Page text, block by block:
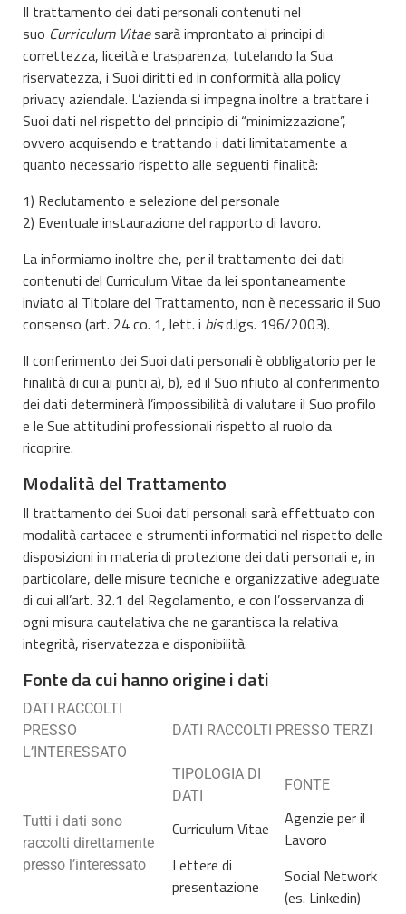
Il trattamento dei dati personali contenuti nel
suo Curriculum Vitaesarà improntato ai principi di
correttezza, liceità e trasparenza, tutelando la Sua
riservatezza, i Suoi diritti ed in conformità alla policy
privacy aziendale. L’azienda si impegna inoltre a trattare i
Suoi dati nel rispetto del principio di “minimizzazione”,
ovvero acquisendo e trattando i dati limitatamente a
quanto necessario rispetto alle seguenti finalità:
1) Reclutamento e selezione del personale
2) Eventuale instaurazione del rapporto di lavoro.
La informiamo inoltre che, per il trattamento dei dati
contenuti del Curriculum Vitae da lei spontaneamente
inviato al Titolare del Trattamento, non è necessario il Suo
consenso (art. 24 co. 1, lett. i bisd.lgs. 196/2003).
Il conferimento dei Suoi dati personali è obbligatorio per le
finalità di cui ai punti a), b), ed il Suo rifiuto al conferimento
dei dati determinerà l’impossibilità di valutare il Suo profilo
e le Sue attitudini professionali rispetto al ruolo da
ricoprire.
Modalità del Trattamento
Il trattamento dei Suoi dati personali sarà effettuato con
modalità cartacee e strumenti informatici nel rispetto delle
disposizioni in materia di protezione dei dati personali e, in
particolare, delle misure tecniche e organizzative adeguate
di cui all’art. 32.1 del Regolamento, e con l’osservanza di
ogni misura cautelativa che ne garantisca la relativa
integrità, riservatezza e disponibilità.
Fonte da cui hanno origine i dati
DATI RACCOLTI
PRESSO
L’INTERESSATO
DATI RACCOLTI PRESSO TERZI
Tutti i dati sono
raccolti direttamente
presso l’interessato
TIPOLOGIA DI
DATI
FONTE
Curriculum Vitae
Lettere di
presentazione
Agenzie per il
Lavoro
Social Network
(es. Linkedin)